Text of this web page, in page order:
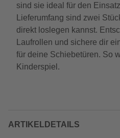
sind sie ideal für den
Lieferumfang sind zwei
direkt loslegen kannst.
Laufrollen und sichere dir
für deine Schiebetüren. So
Kinderspiel.
ARTIKELDETAILS